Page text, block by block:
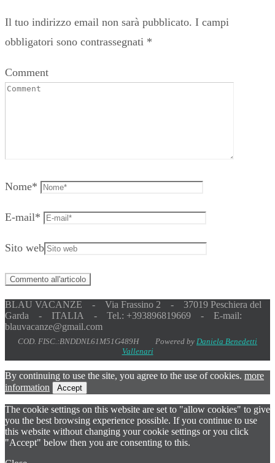
Il tuo indirizzo email non sarà pubblicato. I campi
obbligatori sono contrassegnati *
Comment
Nome*
E-mail*
Sito web
BLAU VACANZE - Via Frassino 2 - 37019 Peschiera del
Garda - ITALIA - Tel.: +393896819669 - E-mail:
blauvacanze@gmail.com
COD. FISC.:BNDDNL61M51G489H Powered by Daniela Benedetti
Vallenari
By continuing to use the site, you agree to the use of cookies. more
information
Accept
The cookie settings on this website are set to "allow cookies" to give
you the best browsing experience possible. If you continue to use
this website without changing your cookie settings or you click
"Accept" below then you are consenting to this.